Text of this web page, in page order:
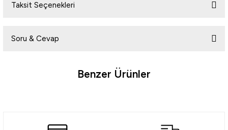
Taksit Seçenekleri
Soru & Cevap
Ürün hakkında henüz soru sorulmamış.
Benzer Ürünler
Daiwa Emeraldas Shine LC 3.0 Laser Impact 14gr Kalamar Zokası